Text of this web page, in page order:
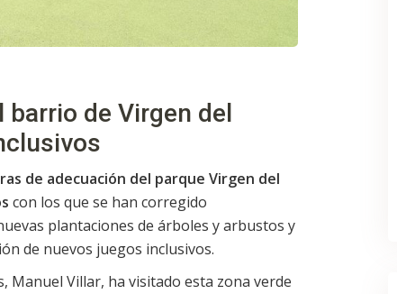
de Virgen del
de adecuación del parque Virgen del
con los que se han corregido
plantaciones de árboles y arbustos y
de nuevos juegos inclusivos.
Manuel Villar, ha visitado esta zona verde